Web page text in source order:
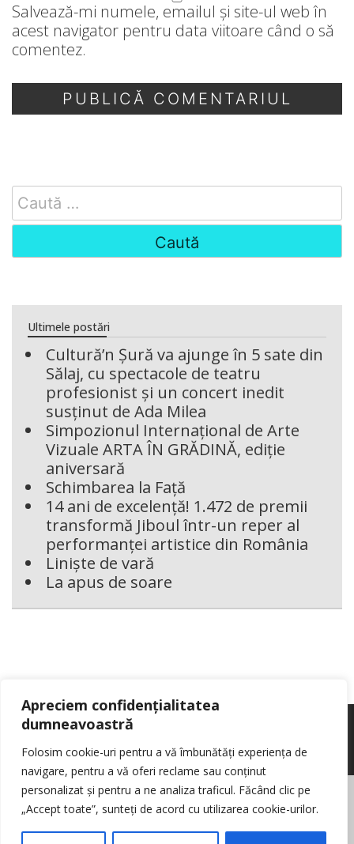
Apreciem confidențialitatea
dumneavoastră
Folosim cookie-uri pentru a vă îmbunătăți experiența de
navigare, pentru a vă oferi reclame sau conținut
personalizat și pentru a ne analiza traficul. Făcând clic pe
„Accept toate”, sunteți de acord cu utilizarea cookie-urilor.
Salvează-mi numele, emailul și site-ul web în
acest navigator pentru data viitoare când o să
comentez.
Search
for:
Ultimele postări
Cultură’n Șură va ajunge în 5 sate din
Sălaj, cu spectacole de teatru
profesionist și un concert inedit
susținut de Ada Milea
Simpozionul Internațional de Arte
Vizuale ARTA ÎN GRĂDINĂ, ediție
aniversară
Schimbarea la Față
14 ani de excelență! 1.472 de premii
transformă Jiboul într-un reper al
performanței artistice din România
Liniște de vară
La apus de soare
© Reporter pur si simplu
Politica de cookie-
uri
Nota de informare cu privire la prelucrarea de date personale